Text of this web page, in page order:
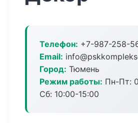
Телефон: +7-987-258-
Email:
Город: Тюмень
Режим работы: Пн-Пт:
Сб: 10:00-15:00